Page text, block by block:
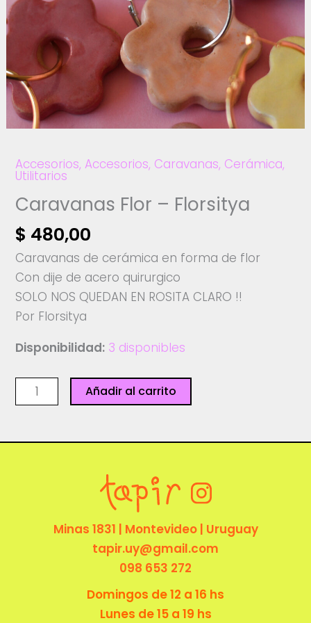
Accesorios,Accesorios, Caravanas, Cerámica,
Utilitarios
Caravanas Flor – Florsitya
$ 480,00
Caravanas de cerámica en forma de flor
Con dije de acero quirurgico
SOLO NOS QUEDAN EN ROSITA CLARO !!
Por Florsitya
Disponibilidad: 3 disponibles
Caravanas
Flor
Florsitya
Añadir al carrito
Minas 1831 | Montevideo | Uruguay
tapir.uy@gmail.com
098 653 272
Domingos de 12 a 16 hs
Lunes de 15 a 19 hs